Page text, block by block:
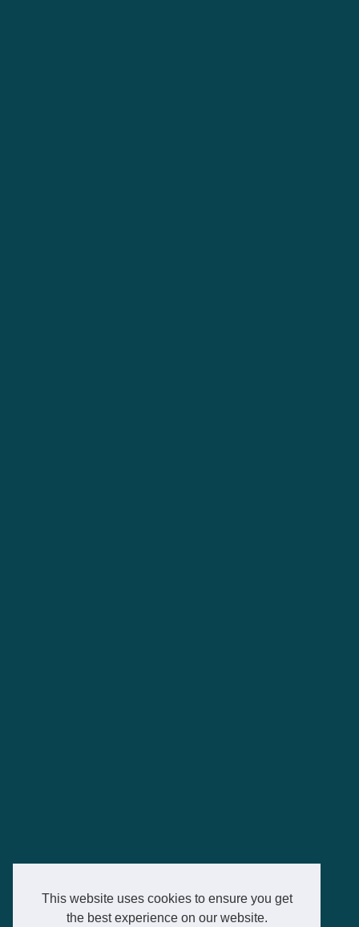
This website uses cookies to ensure you get
the best experience on our website.